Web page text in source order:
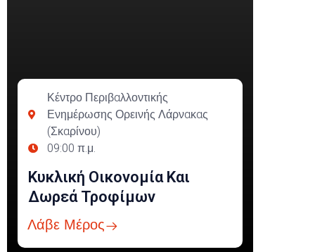
Κέντρο Περιβαλλοντικής
Ενημέρωσης Ορεινής Λάρνακας
(Σκαρίνου)
09:00 π.μ.
Κυκλική Οικονομία Και
Δωρεά Τροφίμων
Λάβε Μέρος